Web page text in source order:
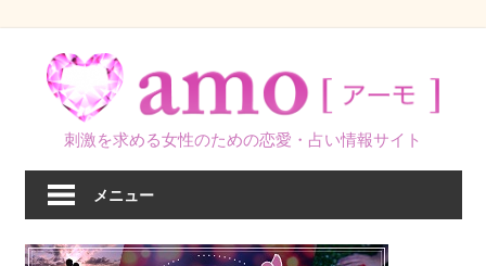
刺激を求める女性のための恋愛・占い情報サイト
メニュー